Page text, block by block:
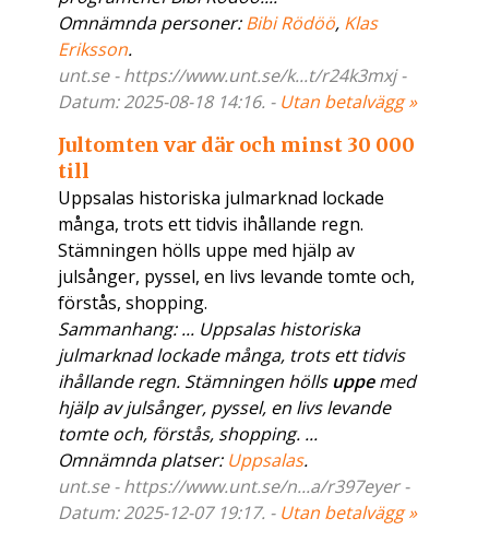
Omnämnda personer:Bibi Rödöö, Klas
Eriksson.
unt.se - https://www.unt.se/k...t/r24k3mxj -
Datum: 2025-08-18 14:16. - Utan betalvägg »
Jultomten var där och minst 30 000
till
Uppsalas historiska julmarknad lockade
många, trots ett tidvis ihållande regn.
Stämningen hölls uppe med hjälp av
julsånger, pyssel, en livs levande tomte och,
förstås, shopping.
Sammanhang: ... Uppsalas historiska
julmarknad lockade många, trots ett tidvis
ihållande regn. Stämningen höllsuppemed
hjälp av julsånger, pyssel, en livs levande
tomte och, förstås, shopping. ...
Omnämnda platser: Uppsalas.
unt.se - https://www.unt.se/n...a/r397eyer -
Datum: 2025-12-07 19:17. - Utan betalvägg »